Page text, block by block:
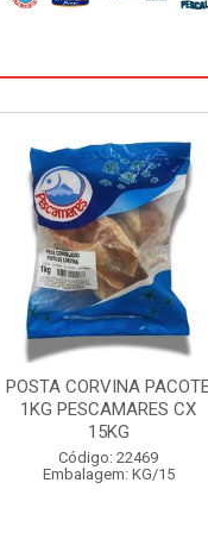
PESCADINHA
PACOTE1KG
PESCAMARES CX 15KG
Código: 22472
Embalagem: KG/15